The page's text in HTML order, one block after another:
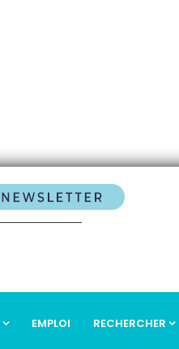
EMPLOI RECHERCHER